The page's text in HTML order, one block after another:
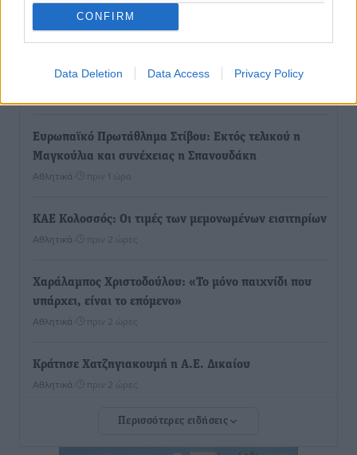
CONFIRM
Data Deletion Data Access Privacy Policy
Αγροτικής Οικονομίας Κρεμαστής
Ευρωπαϊκό Πρωτάθλημα Στίβου: Εκτός τελικού η
Μαγκούλια και συνέχειας η Σπανουδάκη
Αθλητικά πριν 1 ώρα
ΚΑΕ Κολοσσός: Οι τιμές των μεμονωμένων εισιτηρίων
Αθλητικά πριν 2 ώρες
Χαράλαμπος Χριστοδούλου: «Το μόνο παιχνίδι που
υπάρχει, είναι το επόμενο»
Αθλητικά πριν 2 ώρες
Κράτησε Χατζηγιακουμή η Α.Ε. Δικαίου
Αθλητικά πριν 2 ώρες
Ιπποκράτης: Ανακοίνωσε την Cvetanka Dimova
Αθλητικά• πριν 2 ώρες
Περισσότερες ειδήσεις